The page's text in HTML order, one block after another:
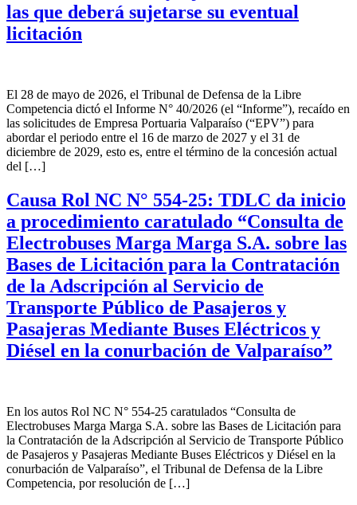
las que deberá sujetarse su eventual
licitación
El 28 de mayo de 2026, el Tribunal de Defensa de la Libre
Competencia dictó el Informe N° 40/2026 (el “Informe”), recaído en
las solicitudes de Empresa Portuaria Valparaíso (“EPV”) para
abordar el periodo entre el 16 de marzo de 2027 y el 31 de
diciembre de 2029, esto es, entre el término de la concesión actual
del […]
Causa Rol NC N° 554-25: TDLC da inicio
a procedimiento caratulado “Consulta de
Electrobuses Marga Marga S.A. sobre las
Bases de Licitación para la Contratación
de la Adscripción al Servicio de
Transporte Público de Pasajeros y
Pasajeras Mediante Buses Eléctricos y
Diésel en la conurbación de Valparaíso”
En los autos Rol NC N° 554-25 caratulados “Consulta de
Electrobuses Marga Marga S.A. sobre las Bases de Licitación para
la Contratación de la Adscripción al Servicio de Transporte Público
de Pasajeros y Pasajeras Mediante Buses Eléctricos y Diésel en la
conurbación de Valparaíso”, el Tribunal de Defensa de la Libre
Competencia, por resolución de […]